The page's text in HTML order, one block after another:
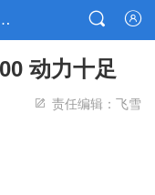
GLS400 动力十足 

动力十足
 责任编辑：飞雪